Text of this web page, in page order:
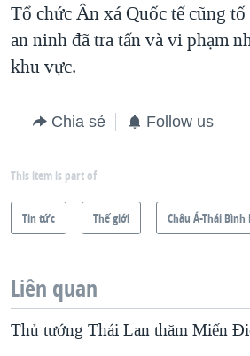
Tổ chức Ân xá Quốc tế cũng
an ninh đã tra tấn và vi phạm
khu vực.
Chia sẻ Follow us
This item is part of
Tin tức Thế giới Châu Á-Thái
Liên quan
Thủ tướng Thái Lan thăm Miến